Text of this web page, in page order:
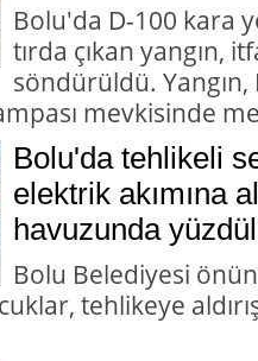
Bolu'da D-100 kara
tırda çıkan yangın,
söndürüldü.
mevkisinde
Bolu'da tehlikeli
elektrik akımına
havuzunda
Bolu Belediyesi
tehlikeye